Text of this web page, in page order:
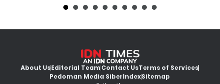
About UsEditorial TeamContact UsTerms of Services
Pedoman Media SiberIndexSitemap